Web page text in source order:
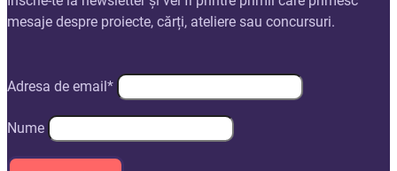
mesaje despre proiecte, cărți, ateliere sau concursuri.
Adresa de email*
Nume